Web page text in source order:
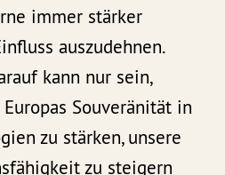
immer stärker
auszudehnen.
kann nur sein,
Souveränität in
zu stärken, unsere
zu steigern